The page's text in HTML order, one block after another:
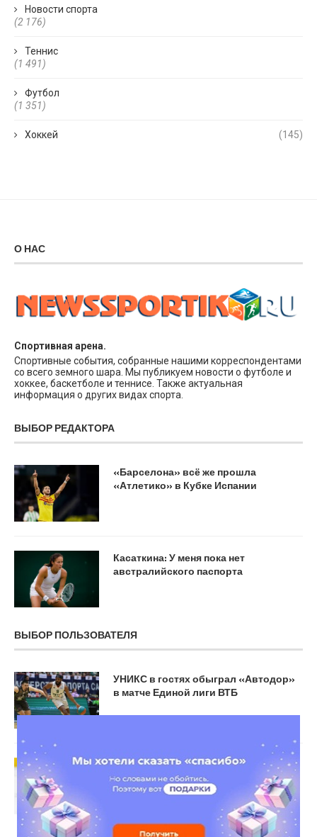
Новости спорта
(2 176)
Теннис
(1 491)
Футбол
(1 351)
Хоккей (145)
О НАС
Спортивная арена.
Спортивные события, собранные нашими корреспондентами
со всего земного шара. Мы публикуем новости о футболе и
хоккее, баскетболе и теннисе. Также актуальная
информация о других видах спорта.
ВЫБОР РЕДАКТОРА
«Барселона» всё же прошла
«Атлетико» в Кубке Испании
Касаткина: У меня пока нет
австралийского паспорта
ВЫБОР ПОЛЬЗОВАТЕЛЯ
УНИКС в гостях обыграл «Автодор»
в матче Единой лиги ВТБ
Тренер «Вашингтона»: Овечкин
выдающимся образом играл в серии
с «Монреалем»